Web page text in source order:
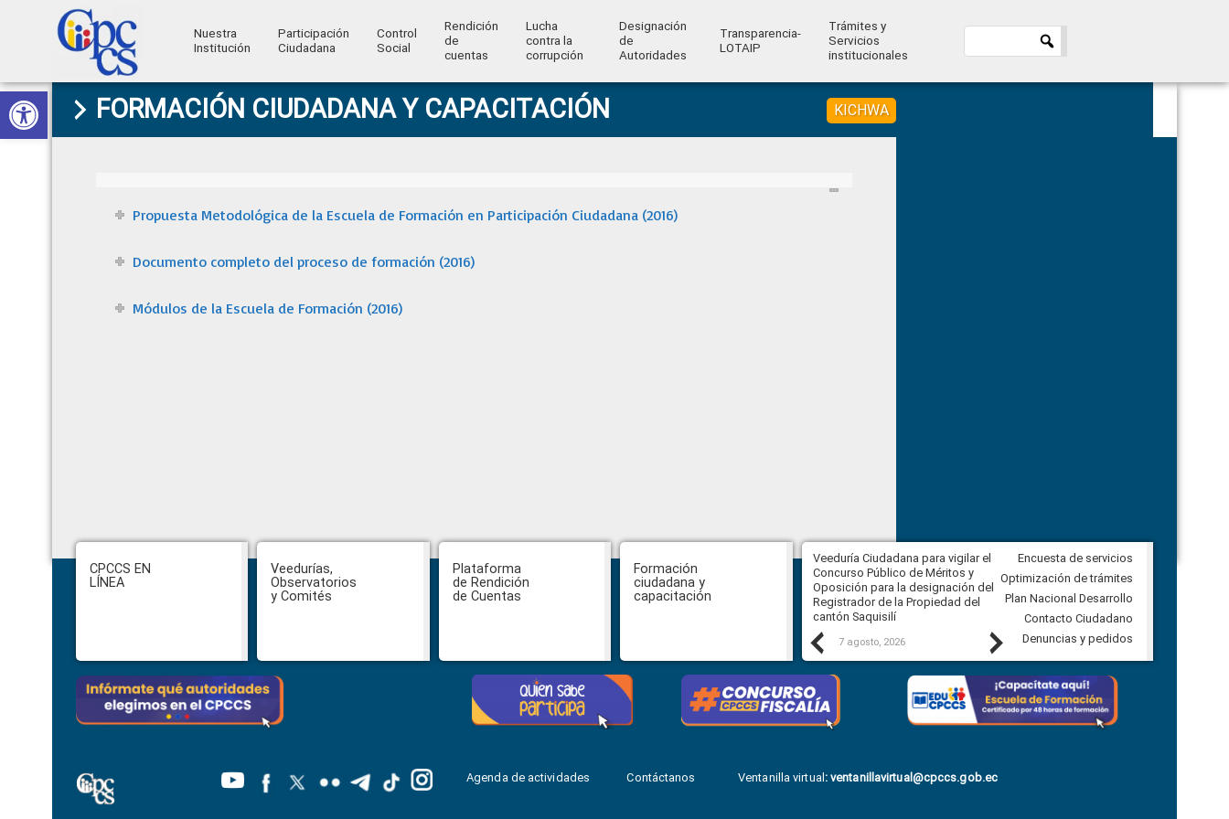
Abrir barra de herramientas
Skip
to
primary
Skip
to
main
Skip
to
primary
Skip
to
footer
Consejo
de
Social
Construyendo
Poder
Ciudadano
Nuestra
Institución
Participación
Ciudadana
Control
Social
Rendición
de
cuentas
Lucha
contra la
corrupción
Designación
de
Autoridades
Transparencia-
LOTAIP
Trámites y
Servicios
institucionales
KICHWA
FORMACIÓN CIUDADANA Y CAPACITACIÓN
Propuesta Metodológica de la Escuela de Formación en Participación Ciudadana (2016)
Documento completo del proceso de formación (2016)
Módulos de la Escuela de Formación (2016)
Footer
CPCCS EN
LÍNEA
Veedurías,
Observatorios
y Comités
Plataforma
de Rendición
de Cuentas
Formación
ciudadana y
capacitación
Previous
CPCCS aprueba convocatoria a
Veeduría para designación de la
autoridad de la SOT
Veeduría Ciudadana para vigilar el
Concurso Público de Méritos y
Oposición para la designación del
Registrador de la Propiedad del
cantón Saquisilí
7 agosto, 2026
Veeduría Ciudadana para vigilar la
construcción del asfaltado de
Ballenita del cantón Santa Elena
7 agosto, 2026
Next
Encuesta de servicios
Optimización de trámites
Plan Nacional Desarrollo
Contacto Ciudadano
Denuncias y pedidos
Agenda de actividades Contáctanos Ventanilla virtual:ventanillavirtual@cpccs.gob.ec